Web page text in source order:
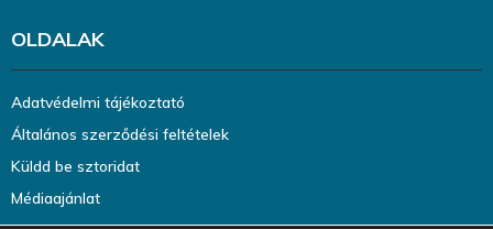
OLDALAK
Adatvédelmi tájékoztató
Általános szerződési feltételek
Küldd be sztoridat
Médiaajánlat